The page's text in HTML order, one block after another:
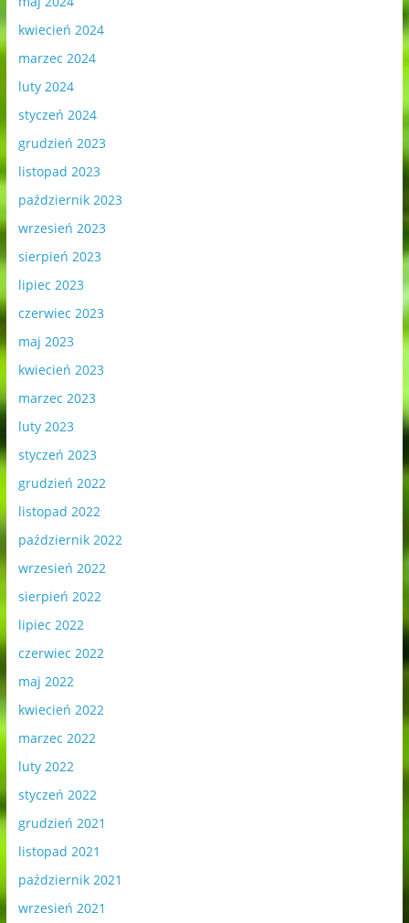
kwiecień 2024
marzec 2024
luty 2024
styczeń 2024
grudzień 2023
listopad 2023
październik 2023
wrzesień 2023
sierpień 2023
lipiec 2023
czerwiec 2023
maj 2023
kwiecień 2023
marzec 2023
luty 2023
styczeń 2023
grudzień 2022
listopad 2022
październik 2022
wrzesień 2022
sierpień 2022
lipiec 2022
czerwiec 2022
maj 2022
kwiecień 2022
marzec 2022
luty 2022
styczeń 2022
grudzień 2021
listopad 2021
październik 2021
wrzesień 2021